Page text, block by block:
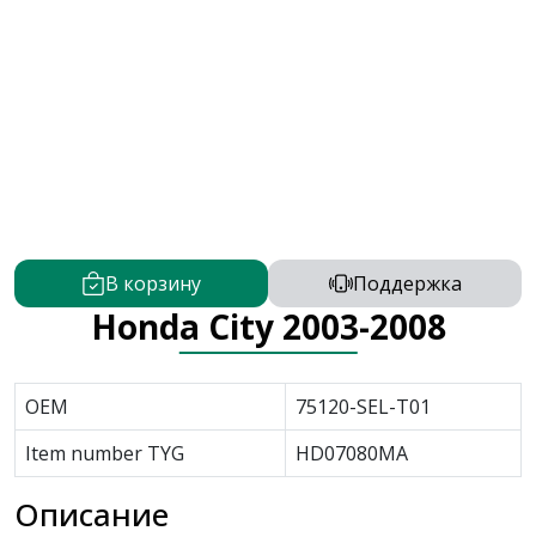
В корзину Поддержка
Honda City 2003-2008
OEM
75120-SEL-T01
Item number TYG
HD07080MA
Описание